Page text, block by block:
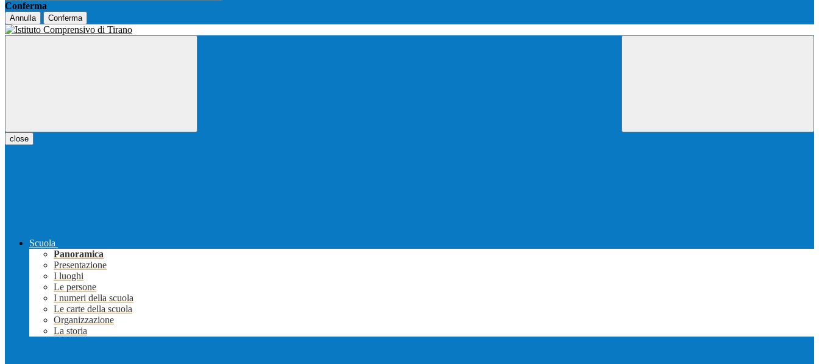
Conferma
Annulla Conferma
close
Scuola
Panoramica
Presentazione
I luoghi
Le persone
I numeri della scuola
Le carte della scuola
Organizzazione
La storia